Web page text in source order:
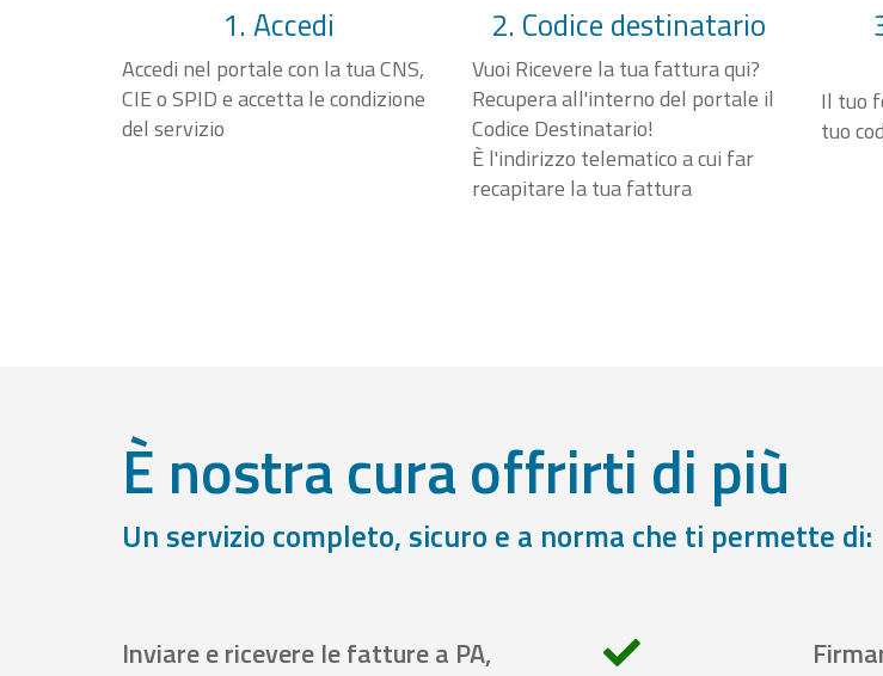
1. Accedi
Accedi nel portale con la tua CNS,
CIE o SPID e accetta le condizione
del servizio
2. Codice destinatario
Vuoi Ricevere la tua fattura qui?
Recupera all'interno del portale il
Codice Destinatario!
È l'indirizzo telematico a cui far
recapitare la tua fattura
Il tuo
tuo
È nostra cura offrirti di più
Un servizio completo, sicuro e a norma che ti permette di:
Inviare e ricevere le fatture a PA,